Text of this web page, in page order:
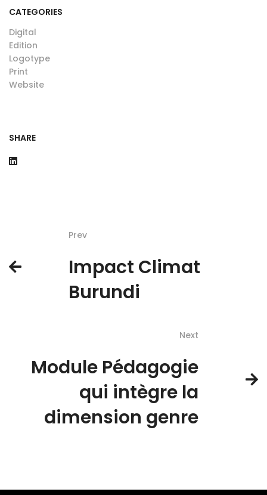
CATEGORIES
Digital
Edition
Logotype
Print
Website
SHARE
Prev
Impact Climat
Burundi
Next
Module Pédagogie
qui intègre la
dimension genre